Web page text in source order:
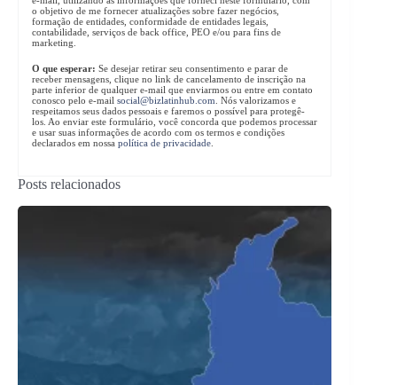
o objetivo de me fornecer atualizações sobre fazer negócios,
formação de entidades, conformidade de entidades legais,
contabilidade, serviços de back office, PEO e/ou para fins de
marketing.
O que esperar: Se desejar retirar seu consentimento e parar de
receber mensagens, clique no link de cancelamento de inscrição na
parte inferior de qualquer e-mail que enviarmos ou entre em contato
conosco pelo e-mail social@bizlatinhub.com . Nós valorizamos e
respeitamos seus dados pessoais e faremos o possível para protegê-
los. Ao enviar este formulário, você concorda que podemos processar
e usar suas informações de acordo com os termos e condições
declarados em nossa política de privacidade
Posts relacionados